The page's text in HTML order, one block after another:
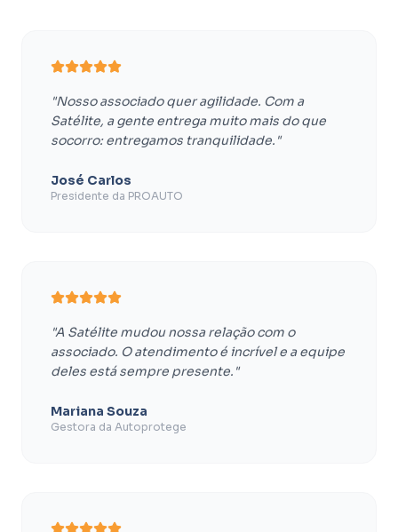
"Nosso associado quer agilidade. Com a
Satélite, a gente entrega muito mais do que
socorro: entregamos tranquilidade."
José Carlos
Presidente da PROAUTO
"A Satélite mudou nossa relação com o
associado. O atendimento é incrível e a equipe
deles está sempre presente."
Mariana Souza
Gestora da Autoprotege